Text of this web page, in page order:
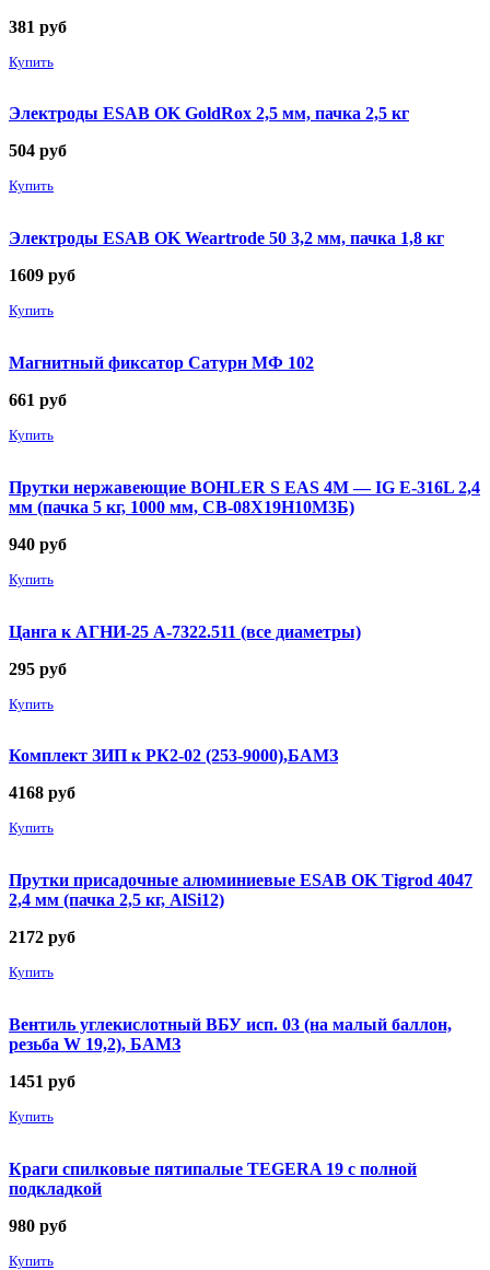
381 руб
Купить
Электроды ESAB OK GoldRox 2,5 мм, пачка 2,5 кг
504 руб
Купить
Электроды ESAB OK Weartrode 50 3,2 мм, пачка 1,8 кг
1609 руб
Купить
Магнитный фиксатор Сатурн МФ 102
661 руб
Купить
Прутки нержавеющие BOHLER S EAS 4M — IG E-316L 2,4
мм (пачка 5 кг, 1000 мм, СВ-08Х19Н10М3Б)
940 руб
Купить
Цанга к АГНИ-25 А-7322.511 (все диаметры)
295 руб
Купить
Комплект ЗИП к РК2-02 (253-9000),БАМЗ
4168 руб
Купить
Прутки присадочные алюминиевые ESAB OK Tigrod 4047
2,4 мм (пачка 2,5 кг, AlSi12)
2172 руб
Купить
Вентиль углекислотный ВБУ исп. 03 (на малый баллон,
резьба W 19,2), БАМЗ
1451 руб
Купить
Краги спилковые пятипалые TEGERA 19 с полной
подкладкой
980 руб
Купить